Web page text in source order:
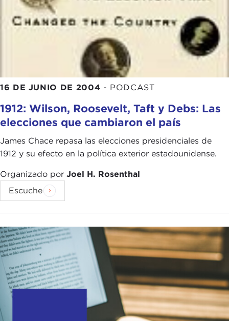
16 DE JUNIO DE 2004 - PODCAST
1912: Wilson, Roosevelt, Taft y Debs: Las
elecciones que cambiaron el país
James Chace repasa las elecciones presidenciales de
1912 y su efecto en la política exterior estadounidense.
Organizado por Joel H. Rosenthal
Escuche